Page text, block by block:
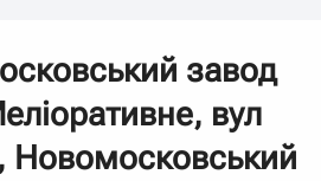
завод
вул
Новомосковський